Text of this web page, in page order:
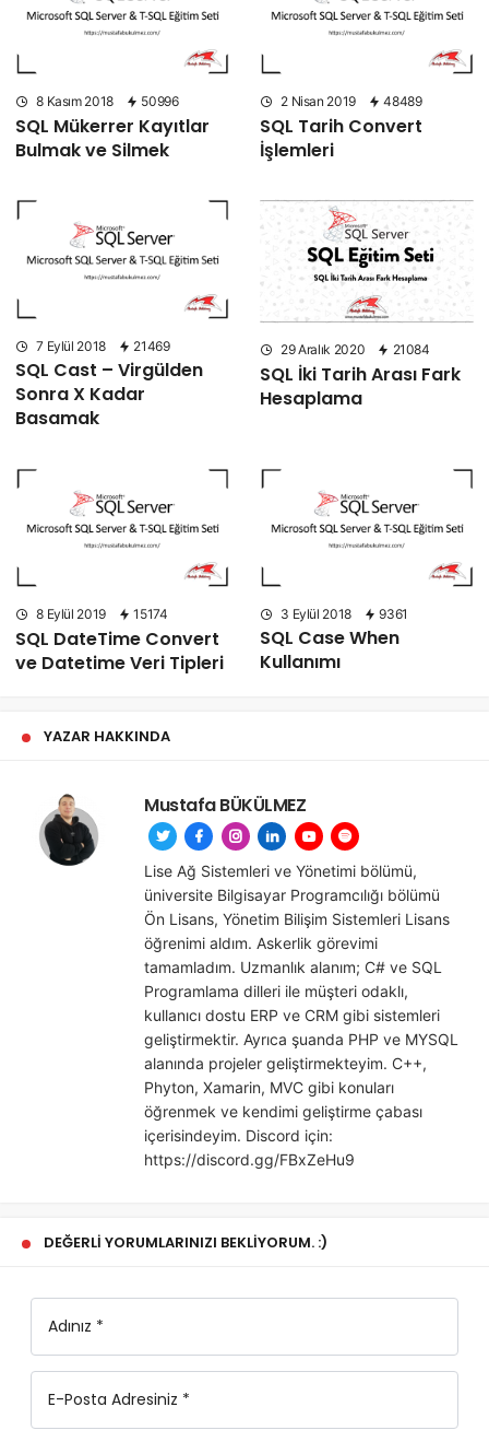
8 Kasım 2018 50996
SQL Mükerrer Kayıtlar
Bulmak ve Silmek
2 Nisan 2019 48489
SQL Tarih Convert
İşlemleri
7 Eylül 2018 21469
SQL Cast – Virgülden
Sonra X Kadar
Basamak
29 Aralık 2020 21084
SQL İki Tarih Arası Fark
Hesaplama
8 Eylül 2019 15174
SQL DateTime Convert
ve Datetime Veri Tipleri
3 Eylül 2018 9361
SQL Case When
Kullanımı
YAZAR HAKKINDA
Mustafa BÜKÜLMEZ
Lise Ağ Sistemleri ve Yönetimi bölümü,
üniversite Bilgisayar Programcılığı bölümü
Ön Lisans, Yönetim Bilişim Sistemleri Lisans
öğrenimi aldım. Askerlik görevimi
tamamladım. Uzmanlık alanım; C# ve SQL
Programlama dilleri ile müşteri odaklı,
kullanıcı dostu ERP ve CRM gibi sistemleri
geliştirmektir. Ayrıca şuanda PHP ve MYSQL
alanında projeler geliştirmekteyim. C++,
Phyton, Xamarin, MVC gibi konuları
öğrenmek ve kendimi geliştirme çabası
içerisindeyim. Discord için:
https://discord.gg/FBxZeHu9
DEĞERLI YORUMLARINIZI BEKLIYORUM. :)
Adınız *
E-Posta Adresiniz *